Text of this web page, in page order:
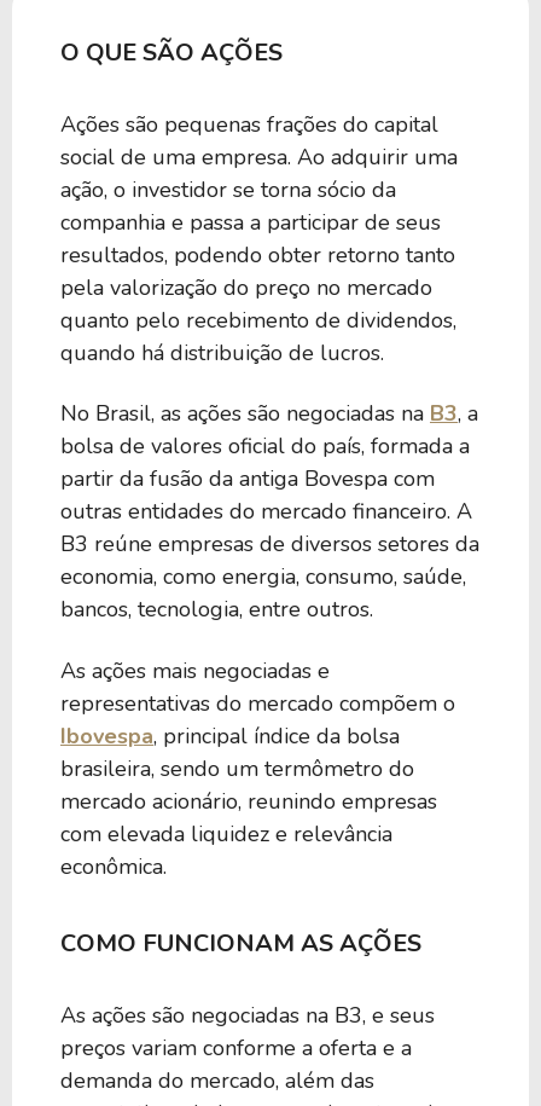
O QUE SÃO AÇÕES
Ações são pequenas frações do capital
social de uma empresa. Ao adquirir uma
ação, o investidor se torna sócio da
companhia e passa a participar de seus
resultados, podendo obter retorno tanto
pela valorização do preço no mercado
quanto pelo recebimento de dividendos,
quando há distribuição de lucros.
No Brasil, as ações são negociadas na B3, a
bolsa de valores oficial do país, formada a
partir da fusão da antiga Bovespa com
outras entidades do mercado financeiro. A
B3 reúne empresas de diversos setores da
economia, como energia, consumo, saúde,
bancos, tecnologia, entre outros.
As ações mais negociadas e
representativas do mercado compõem o
Ibovespa, principal índice da bolsa
brasileira, sendo um termômetro do
mercado acionário, reunindo empresas
com elevada liquidez e relevância
econômica.
COMO FUNCIONAM AS AÇÕES
As ações são negociadas na B3, e seus
preços variam conforme a oferta e a
demanda do mercado, além das